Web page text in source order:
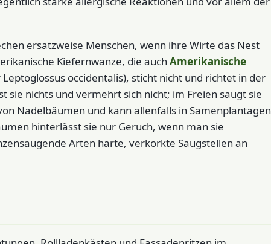
ersatzweise Menschen, wenn ihre Wirte das Nest
Kiefernwanze, die auch Amerikanische
occidentalis), sticht nicht und richtet in der
sie nichts und vermehrt sich nicht; im Freien saugt sie
Nadelbäumen und kann allenfalls in Samenplantagen
hinterlässt sie nur Geruch, wenn man sie
Arten harte, verkorkte Saugstellen an